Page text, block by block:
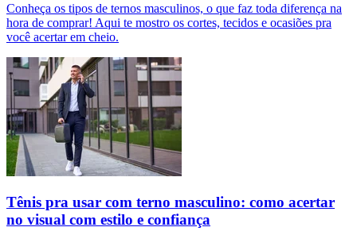
Conheça os tipos de ternos masculinos, o que faz toda diferença na
hora de comprar! Aqui te mostro os cortes, tecidos e ocasiões pra
você acertar em cheio.
Tênis pra usar com terno masculino: como acertar
no visual com estilo e confiança